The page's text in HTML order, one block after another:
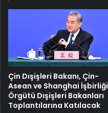
Çin Dışişleri Bakanı, Çin-
Asean ve Shanghai İşbirliği
Örgütü Dışişleri Bakanları
Toplantılarına Katılacak